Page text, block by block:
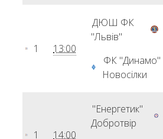
1 13:00
ДЮШ ФК
"Львів"
ФК "Динамо"
Новосілки
1 14:00
"Енергетик"
Добротвір